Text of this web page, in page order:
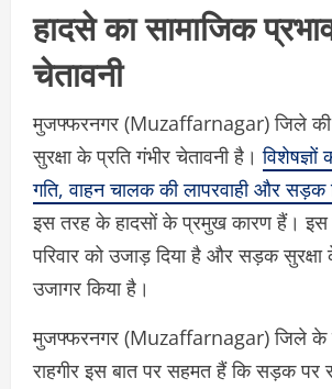
हादसे का सामाजिक
चेतावनी
मुजफ्फरनगर (Muzaffarnagar) जिले की
सुरक्षा के प्रति गंभीर चेतावनी है।
गति, वाहन चालक की लापरवाही और सड़क
इस तरह के हादसों के प्रमुख कारण हैं।
परिवार को उजाड़ दिया है और सड़क
उजागर किया है।
मुजफ्फरनगर (Muzaffarnagar) जिले के
राहगीर इस बात पर सहमत हैं कि सड़क पर